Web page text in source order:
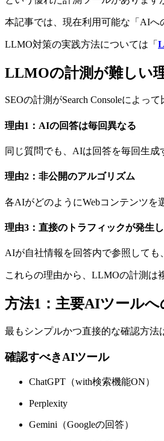
本記事では、現在利用可能な「AIへ
LLMO対策の実践方法については「
LLMOの計測が難しい
SEOの計測がSearch Consoleによっ
理由1：AIの回答は毎回異なる
同じ質問でも、AIは回答を毎回生成
理由2：非公開のアルゴリズム
各AIがどのようにWebコンテンツを
理由3：直接のトラフィックが発生
AIが自社情報を回答内で参照しても
これらの理由から、LLMOの計測は
方法1：主要AIツール
最もシンプルかつ直接的な確認方法
確認すべきAIツール
ChatGPT（with検索機能ON）
Perplexity
Gemini（Googleの回答）